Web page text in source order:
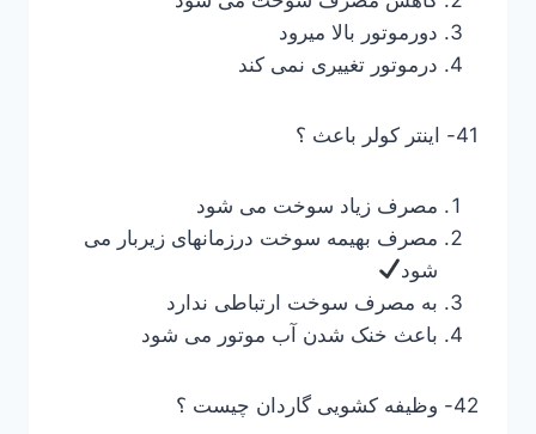
دورموتور بالا میرود
درموتور تغییری نمی کند
41- اینتر کولر باعث ؟
مصرف زیاد سوخت می شود
مصرف بهیمه سوخت درزمانهای زیربار می
شود
به مصرف سوخت ارتباطی ندارد
باعث خنک شدن آب موتور می شود
42- وظیفه کشویی گاردان چیست ؟